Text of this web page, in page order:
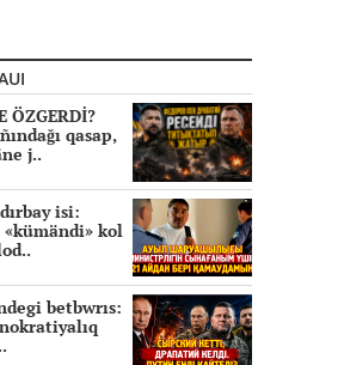
ÖZGERDİ?
qasap,
j..
isi:
«kümändi» kol
betbwrıs: